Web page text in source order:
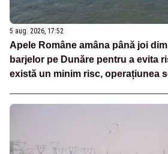
5 aug. 2026, 17:52
Apele Române amâna până joi
barjelor pe Dunăre pentru a evita
există un minim risc, operațiunea